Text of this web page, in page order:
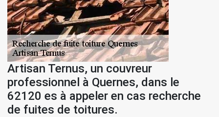
Artisan Ternus, un couvreur
professionnel à Quernes, dans le
62120 es à appeler en cas recherche
de fuites de toitures.